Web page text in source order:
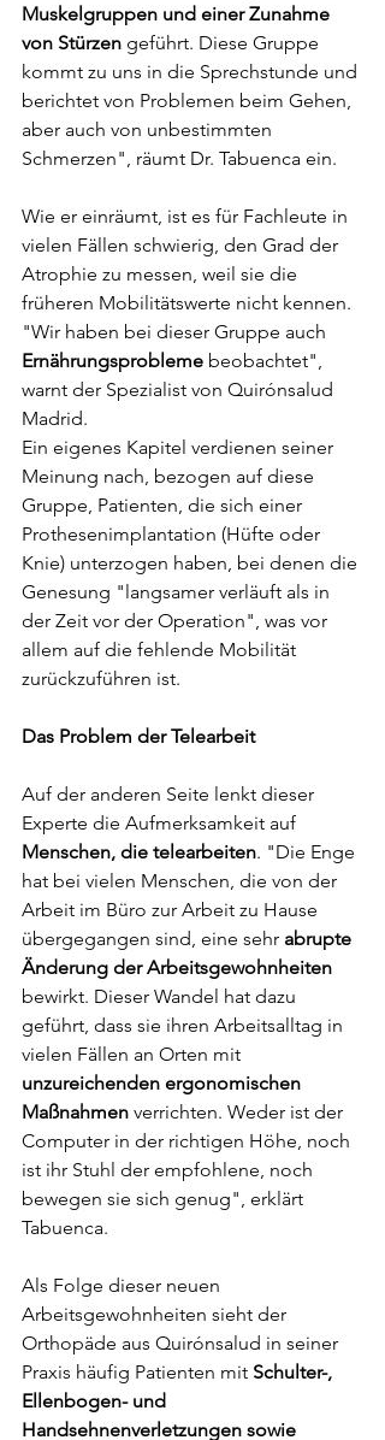
Muskelgruppen und einer Zunahme
von Stürzen geführt. Diese Gruppe
kommt zu uns in die Sprechstunde und
berichtet von Problemen beim Gehen,
aber auch von unbestimmten
Schmerzen", räumt Dr. Tabuenca ein.
Wie er einräumt, ist es für Fachleute in
vielen Fällen schwierig, den Grad der
Atrophie zu messen, weil sie die
früheren Mobilitätswerte nicht kennen.
"Wir haben bei dieser Gruppe auch
Ernährungsprobleme beobachtet",
warnt der Spezialist von Quirónsalud
Madrid.
Ein eigenes Kapitel verdienen seiner
Meinung nach, bezogen auf diese
Gruppe, Patienten, die sich einer
Prothesenimplantation (Hüfte oder
Knie) unterzogen haben, bei denen die
Genesung "langsamer verläuft als in
der Zeit vor der Operation", was vor
allem auf die fehlende Mobilität
zurückzuführen ist.
Das Problem der Telearbeit
Auf der anderen Seite lenkt dieser
Experte die Aufmerksamkeit auf
Menschen, die telearbeiten. "Die Enge
hat bei vielen Menschen, die von der
Arbeit im Büro zur Arbeit zu Hause
übergegangen sind, eine sehr abrupte
Änderung der Arbeitsgewohnheiten
bewirkt. Dieser Wandel hat dazu
geführt, dass sie ihren Arbeitsalltag in
vielen Fällen an Orten mit
unzureichenden ergonomischen
Maßnahmen verrichten. Weder ist der
Computer in der richtigen Höhe, noch
ist ihr Stuhl der empfohlene, noch
bewegen sie sich genug", erklärt
Tabuenca.
Als Folge dieser neuen
Arbeitsgewohnheiten sieht der
Orthopäde aus Quirónsalud in seiner
Praxis häufig Patienten mit Schulter-,
Ellenbogen- und
Handsehnenverletzungen sowie